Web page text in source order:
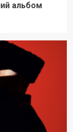
альбом